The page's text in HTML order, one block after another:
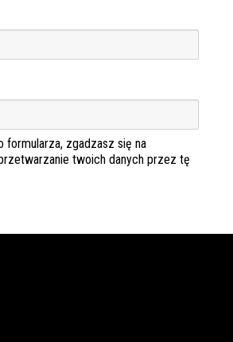
formularza, zgadzasz się na
twoich danych przez tę